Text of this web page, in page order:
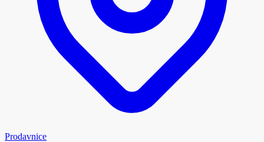
Prodavnice